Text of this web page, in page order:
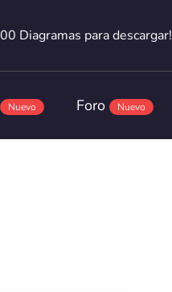
Diagramas para descargar!
Diagramas para descargar!
Nuevo Foro Nuevo